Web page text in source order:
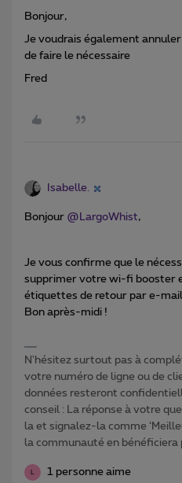
Bonjour,
Je voudrais également
de faire le nécessaire
Fred
Isabelle.
Bonjour @LargoWhist,
Je vous confirme que le
supprimer votre wi-fi booster
étiquettes de retour par e-
Bon après-midi !
N'hésitez surtout pas à
votre numéro de ligne ou de
données resteront
conseil : La réponse à votre
la et signalez-la comme
la communauté en bénéficiera
1 personne aime